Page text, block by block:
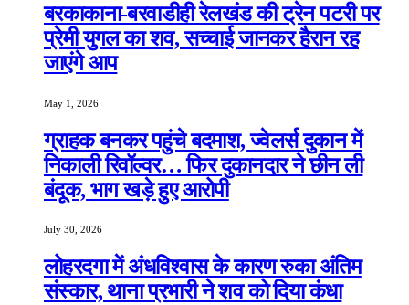
बरकाकाना-बरवाडीही रेलखंड की ट्रेन पटरी पर
प्रेमी युगल का शव, सच्चाई जानकर हैरान रह
जाएंगे आप
May 1, 2026
ग्राहक बनकर पहुंचे बदमाश, ज्वेलर्स दुकान में
निकाली रिवॉल्वर… फिर दुकानदार ने छीन ली
बंदूक, भाग खड़े हुए आरोपी
July 30, 2026
लोहरदगा में अंधविश्वास के कारण रुका अंतिम
संस्कार, थाना प्रभारी ने शव को दिया कंधा